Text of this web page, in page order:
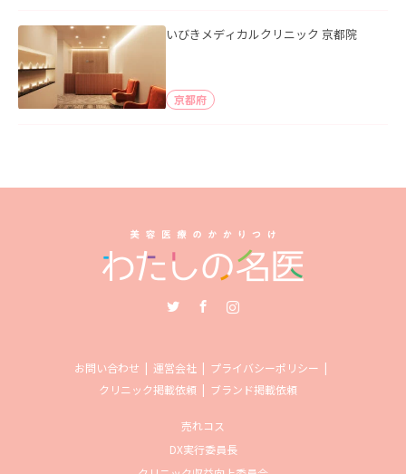
いびきメディカルクリニック 京都院
京都府
お問い合わせ 運営会社
プライバシーポリシー
クリニック掲載依頼
ブランド掲載依頼
売れコス
DX実行委員長